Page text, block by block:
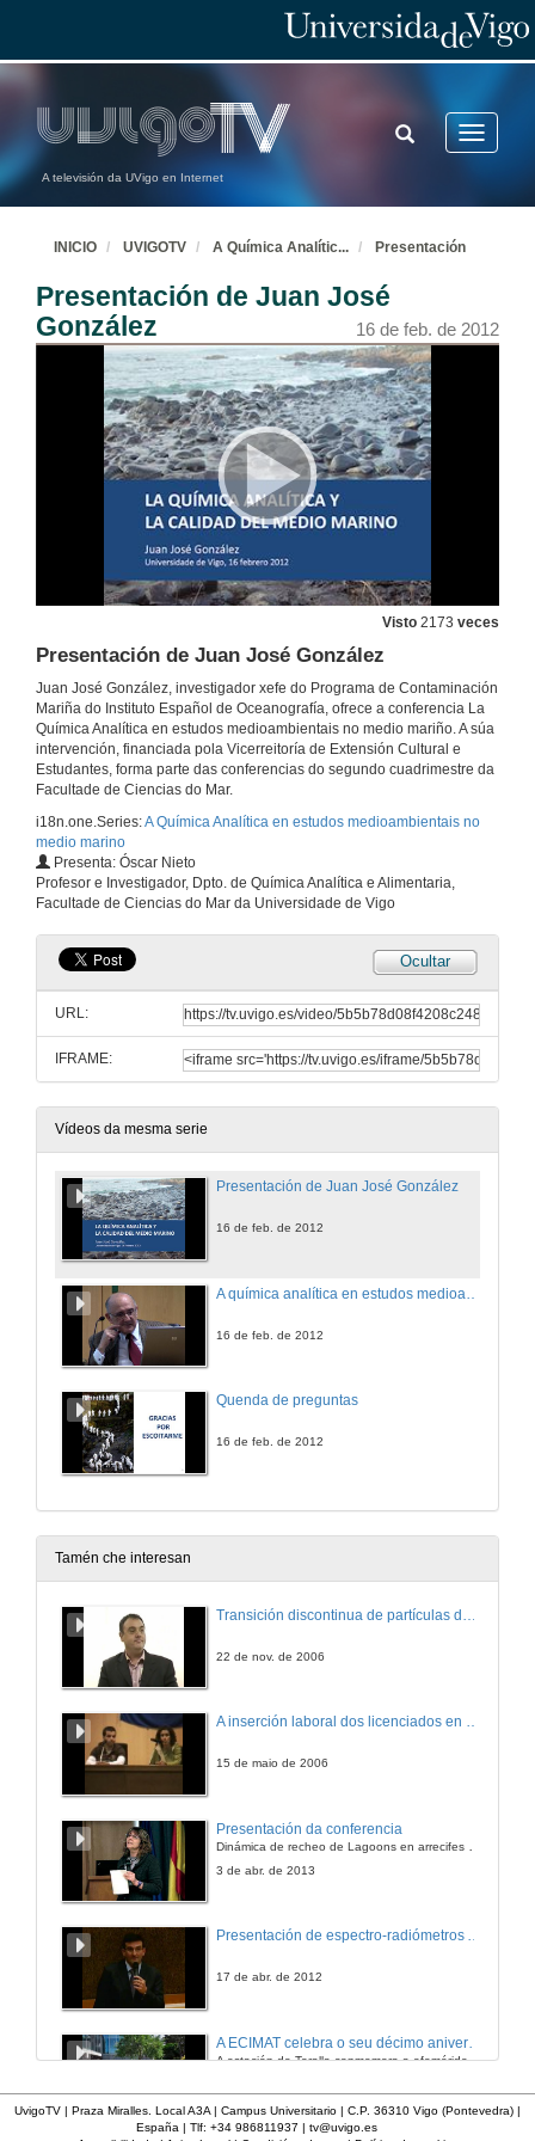
A televisión da UVigo en Internet
Toggle
TOGGLE
SEARCH
INICIO UVIGOTV A Química Analític... Presentación
Presentación de Juan José
González
16 de feb. de 2012
Visto 2173 veces
Presentación de Juan José González
Juan José González, investigador xefe do Programa de Contaminación
Mariña do Instituto Español de Oceanografía, ofrece a conferencia La
Química Analítica en estudos medioambientais no medio mariño. A súa
intervención, financiada pola Vicerreitoría de Extensión Cultural e
Estudantes, forma parte das conferencias do segundo cuadrimestre da
Facultade de Ciencias do Mar.
i18n.one.Series:A Química Analítica en estudos medioambientais no
medio marino
Presenta: Óscar Nieto
Profesor e Investigador, Dpto. de Química Analítica e Alimentaria,
Facultade de Ciencias do Mar da Universidade de Vigo
Ocultar
URL:
IFRAME:
Vídeos da mesma serie
Presentación de Juan José González
16 de feb. de 2012
16 de feb. de 2012
Quenda de preguntas
16 de feb. de 2012
Tamén che interesan
22 de nov. de 2006
A inserción laboral dos licenciados en Ciencias do Mar: a carreira investigadora
15 de maio de 2006
Presentación da conferencia
Dinámica de recheo de Lagoons en arrecifes de coral
3 de abr. de 2013
Presentación de espectro-radiómetros ASD
17 de abr. de 2012
A estación de Toralla conmemora a efeméride asinando un convenio coa Universidad del País Vasco
UvigoTV | Praza Miralles. Local A3A | Campus Universitario | C.P. 36310 Vigo (Pontevedra) |
España | Tlf: +34 986811937 | tv@uvigo.es